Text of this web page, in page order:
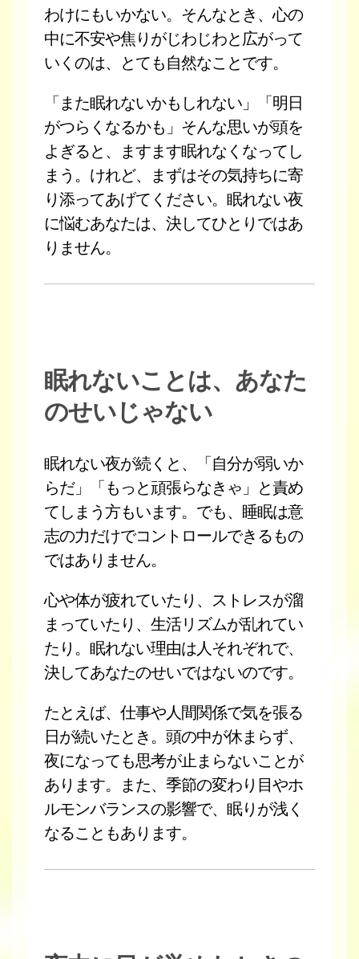
わけにもいかない。そんなとき、心の
中に不安や焦りがじわじわと広がって
いくのは、とても自然なことです。
「また眠れないかもしれない」「明日
がつらくなるかも」そんな思いが頭を
よぎると、ますます眠れなくなってし
まう。けれど、まずはその気持ちに寄
り添ってあげてください。眠れない夜
に悩むあなたは、決してひとりではあ
りません。
眠れないことは、あなた
のせいじゃない
眠れない夜が続くと、「自分が弱いか
らだ」「もっと頑張らなきゃ」と責め
てしまう方もいます。でも、睡眠は意
志の力だけでコントロールできるもの
ではありません。
心や体が疲れていたり、ストレスが溜
まっていたり、生活リズムが乱れてい
たり。眠れない理由は人それぞれで、
決してあなたのせいではないのです。
たとえば、仕事や人間関係で気を張る
日が続いたとき。頭の中が休まらず、
夜になっても思考が止まらないことが
あります。また、季節の変わり目やホ
ルモンバランスの影響で、眠りが浅く
なることもあります。